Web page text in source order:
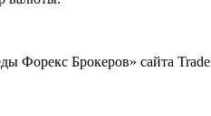
Форекс Брокеров» сайта